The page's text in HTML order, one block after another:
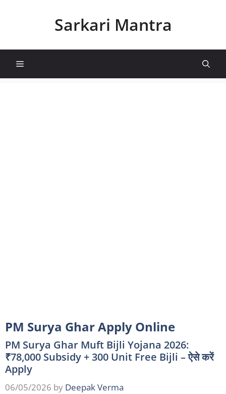
Sarkari Mantra
Menu
PM Surya Ghar Apply Online
PM Surya Ghar Muft Bijli Yojana 2026:
₹78,000 Subsidy + 300 Unit Free Bijli – ऐसे करें
Apply
06/05/2026 by Deepak Verma